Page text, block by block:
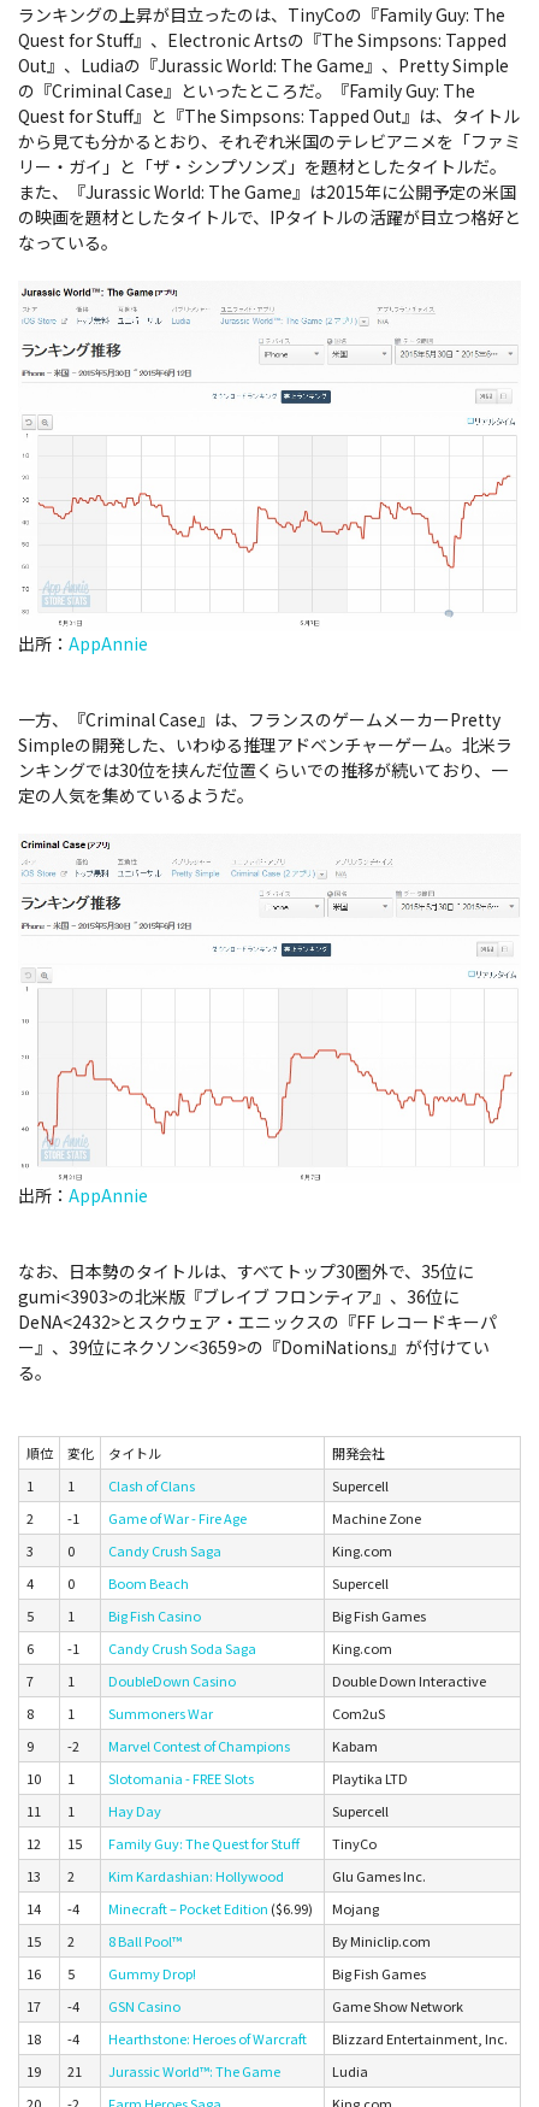
ランキングの上昇が目立ったのは、TinyCoの『Family Guy: The
Quest for Stuff』、Electronic Artsの『The Simpsons: Tapped
Out』、Ludiaの『Jurassic World: The Game』、Pretty Simple
の『Criminal Case』といったところだ。『Family Guy: The
Quest for Stuff』と『The Simpsons: Tapped Out』は、タイトル
から見ても分かるとおり、それぞれ米国のテレビアニメを「ファミ
リー・ガイ」と「ザ・シンプソンズ」を題材としたタイトルだ。
また、『Jurassic World: The Game』は2015年に公開予定の米国
の映画を題材としたタイトルで、IPタイトルの活躍が目立つ格好と
なっている。
出所： AppAnnie
一方、『Criminal Case』は、フランスのゲームメーカーPretty
Simpleの開発した、いわゆる推理アドベンチャーゲーム。北米ラ
ンキングでは30位を挟んだ位置くらいでの推移が続いており、一
定の人気を集めているようだ。
出所： AppAnnie
なお、日本勢のタイトルは、すべてトップ30圏外で、35位に
gumi<3903>の北米版『ブレイブ フロンティア』、36位に
DeNA<2432>とスクウェア・エニックスの『FF レコードキーパ
ー』、39位にネクソン<3659>の『DomiNations』が付けてい
る。
順位 変化 タイトル
開発会社
1
1 Clash of Clans
Supercell
2
-1 Game of War - Fire Age
Machine Zone
3
0 Candy Crush Saga
King.com
4
0 Boom Beach
Supercell
5
1 Big Fish Casino
Big Fish Games
6
-1 Candy Crush Soda Saga
King.com
7
1 DoubleDown Casino
Double Down Interactive
8
1 Summoners War
Com2uS
9
-2 Marvel Contest of Champions
Kabam
10
1 Slotomania - FREE Slots
Playtika LTD
11
1 Hay Day
Supercell
12
15 Family Guy: The Quest for Stuff
TinyCo
13
2 Kim Kardashian: Hollywood
Glu Games Inc.
14
-4 Minecraft – Pocket Edition ($6.99)
Mojang
15
2 8 Ball Pool™
By Miniclip.com
16
5 Gummy Drop!
Big Fish Games
17
-4 GSN Casino
Game Show Network
18
-4 Hearthstone: Heroes of Warcraft
Blizzard Entertainment, Inc.
19
21 Jurassic World™: The Game
Ludia
20
-2 Farm Heroes Saga King.com